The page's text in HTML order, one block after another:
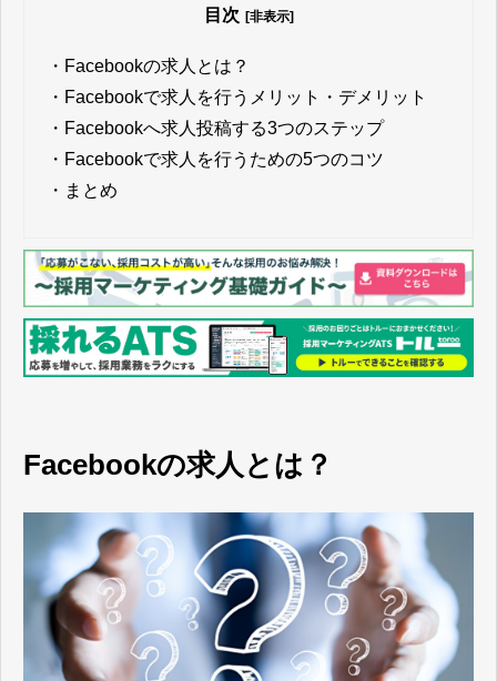
目次 [非表示]
・ Facebookの求人とは？
・ Facebookで求人を行うメリット・デメリット
・ Facebookへ求人投稿する3つのステップ
・ Facebookで求人を行うための5つのコツ
・ まとめ
Facebookの求人とは？